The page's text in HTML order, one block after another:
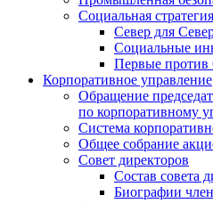
Социальная стратегия
Север для
Социальные
Первые против
Корпоративное управление
Обращение
по корпоративному
Система
Общее собрание
Совет директоров
Состав совета
Биографии